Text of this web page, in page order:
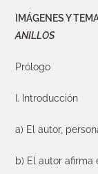
IMÁGENES Y
ANILLOS
Prólogo
I. Introducción
a) El autor,
b) El autor afirma